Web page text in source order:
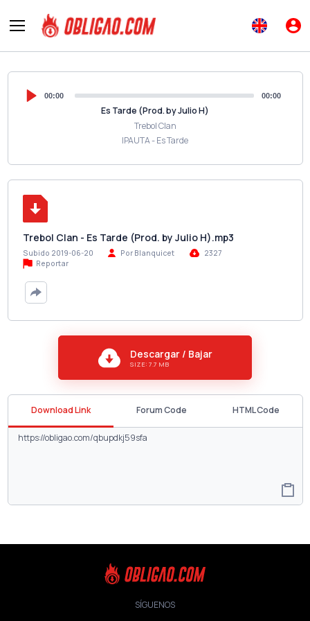
00:00 00:00
Es Tarde (Prod. by Julio H)
Trebol Clan
IPAUTA - Es Tarde
Trebol Clan - Es Tarde (Prod. by Julio H).mp3
Subido 2019-06-20 Por Blanquicet
2327
Reportar
Descargar / Bajar
SIZE: 7.7 MB
Download Link Forum Code HTML Code
SÍGUENOS